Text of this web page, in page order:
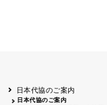
日本代協のご案内
日本代協のご案内